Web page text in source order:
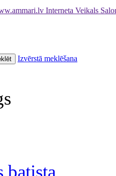
Interneta Veikals
Izvērstā meklēšana
batista